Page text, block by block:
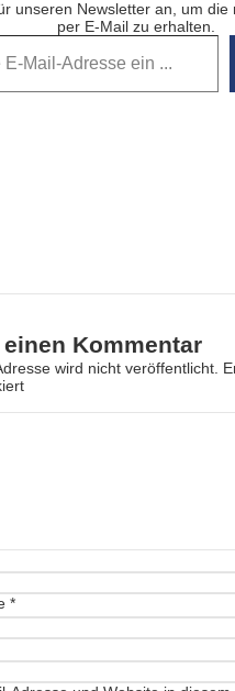
unseren Newsletter an, um die
per E-Mail zu erhalten.
Kommentar
wird nicht veröffentlicht.
*